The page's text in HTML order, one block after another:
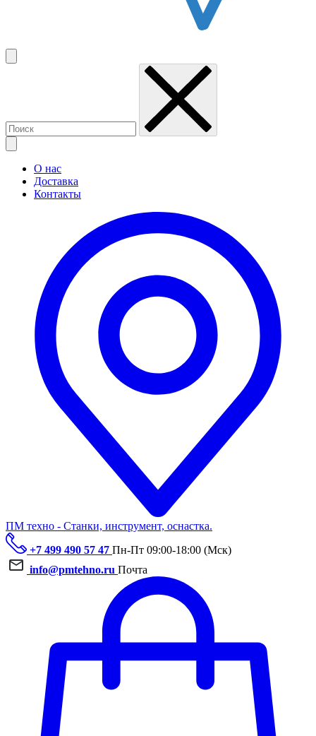
О нас
Доставка
Контакты
ПМ техно - Станки, инструмент, оснастка.
+7 499 490 57 47 Пн-Пт 09:00-18:00 (Мск)
info@pmtehno.ru Почта